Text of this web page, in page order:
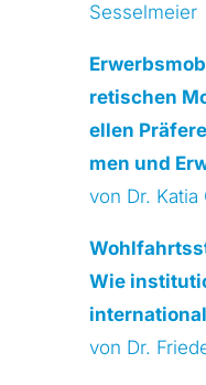
Ses­sel­mei­er
re­ti­schen
el­len
men und
von Dr. Katia
Wie
von Dr.